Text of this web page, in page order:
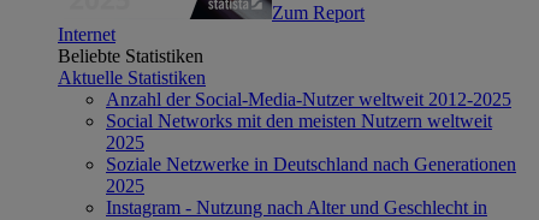
Zum Report
Internet
Beliebte Statistiken
Aktuelle Statistiken
Anzahl der Social-Media-Nutzer weltweit 2012-2025
Social Networks mit den meisten Nutzern weltweit
2025
Soziale Netzwerke in Deutschland nach Generationen
2025
Instagram - Nutzung nach Alter und Geschlecht in